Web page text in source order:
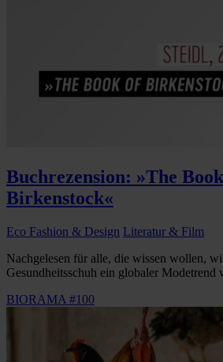
Buchrezension: »The
Birkenstock«
Eco Fashion & Design Literatur & Film
Nachgelesen für alle, die wissen wollen,
Gesundheitsschuh ein globaler Modetrend
BIORAMA #100